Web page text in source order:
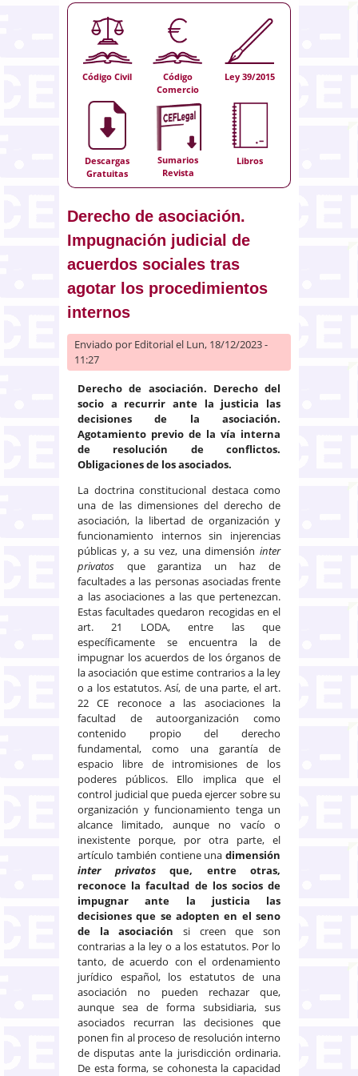
Código Civil
Código
Comercio
Ley 39/2015
Descargas
Gratuitas
Sumarios
Revista
Libros
Derecho de asociación.
Impugnación judicial de
acuerdos sociales tras
agotar los procedimientos
internos
Enviado por Editorialel Lun, 18/12/2023 -
11:27
Derecho de asociación. Derecho del
socio a recurrir ante la justicia las
decisiones de la asociación.
Agotamiento previo de la vía interna
de resolución de conflictos.
Obligaciones de los asociados.
La doctrina constitucional destaca como
una de las dimensiones del derecho de
asociación, la libertad de organización y
funcionamiento internos sin injerencias
públicas y, a su vez, una dimensión inter
privatos que garantiza un haz de
facultades a las personas asociadas frente
a las asociaciones a las que pertenezcan.
Estas facultades quedaron recogidas en el
art. 21 LODA, entre las que
específicamente se encuentra la de
impugnar los acuerdos de los órganos de
la asociación que estime contrarios a la ley
o a los estatutos. Así, de una parte, el art.
22 CE reconoce a las asociaciones la
facultad de autoorganización como
contenido propio del derecho
fundamental, como una garantía de
espacio libre de intromisiones de los
poderes públicos. Ello implica que el
control judicial que pueda ejercer sobre su
organización y funcionamiento tenga un
alcance limitado, aunque no vacío o
inexistente porque, por otra parte, el
artículo también contiene una dimensión
inter privatosque, entre otras,
reconoce la facultad de los socios de
impugnar ante la justicia las
decisiones que se adopten en el seno
de la asociación si creen que son
contrarias a la ley o a los estatutos. Por lo
tanto, de acuerdo con el ordenamiento
jurídico español, los estatutos de una
asociación no pueden rechazar que,
aunque sea de forma subsidiaria, sus
asociados recurran las decisiones que
ponen fin al proceso de resolución interno
de disputas ante la jurisdicción ordinaria.
De esta forma, se cohonesta la capacidad